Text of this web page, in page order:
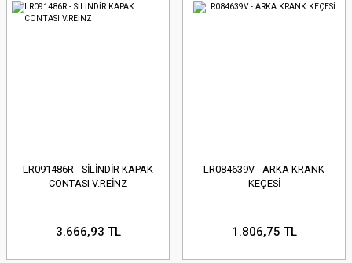
LR091486R - SİLİNDİR KAPAK
CONTASI V.REİNZ
3.666,93 TL
LR084639V - ARKA KRANK
KEÇESİ
1.806,75 TL